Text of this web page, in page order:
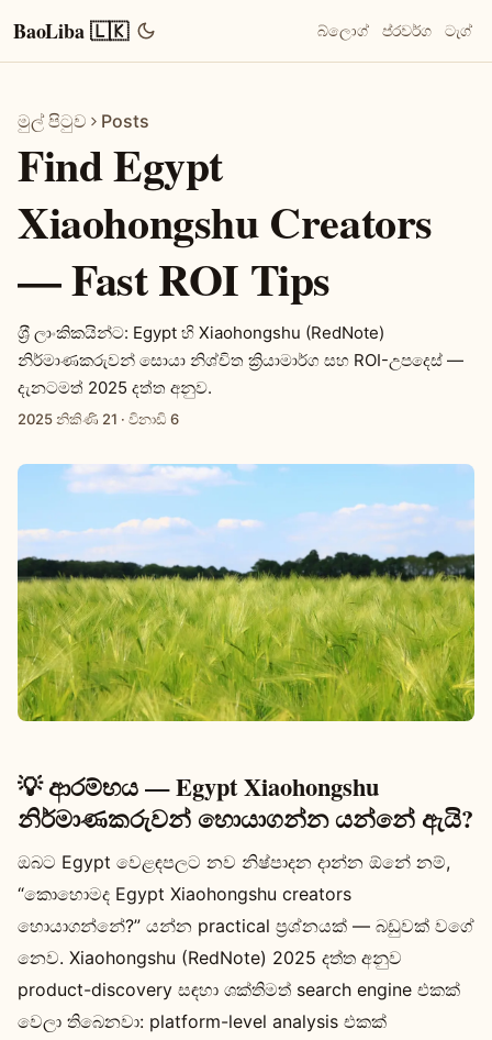
BaoLiba 🇱🇰 බ්ලොග් ප්රවර්ග ටැග්
මුල් පිටුව Posts
Find Egypt
Xiaohongshu Creators
— Fast ROI Tips
ශ‍්‍රී ලාංකිකයින්ට: Egypt හි Xiaohongshu (RedNote)
නිර්මාණකරුවන් සොයා නිශ්චිත ක්‍රියාමාර්ග සහ ROI-උපදෙස් —
දැනටමත් 2025 දත්ත අනුව.
2025 නිකිණි 21 · විනාඩි 6
💡 ආරම්භය — Egypt Xiaohongshu
නිර්මාණකරුවන් හොයාගන්න යන්නේ ඇයි?
ඔබට Egypt වෙළඳපලට නව නිෂ්පාදන දාන්න ඕනේ නම්,
“කොහොමද Egypt Xiaohongshu creators
හොයාගන්නේ?” යන්න practical ප්‍රශ්නයක් — බඩුවක් වගේ
නෙව. Xiaohongshu (RedNote) 2025 දත්ත අනුව
product-discovery සඳහා ශක්තිමත් search engine එකක්
වෙලා තිබෙනවා: platform-level analysis එකක්